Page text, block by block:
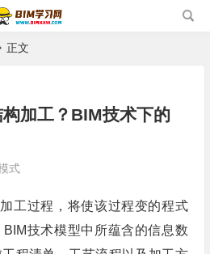
正文
加工？BIM技术下的
式
工过程，将使该过程变的程式
技术模型中所蕴含的信息数